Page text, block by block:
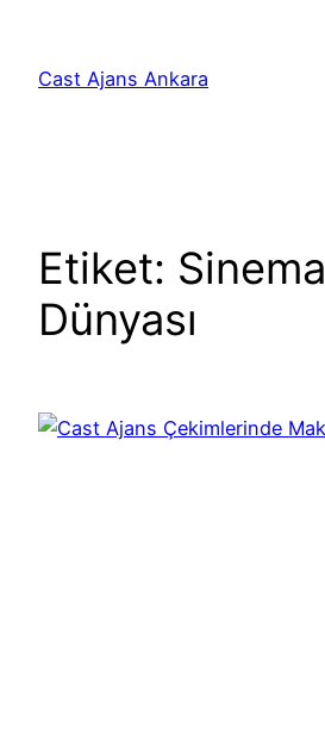
Cast Ajans Ankara
Etiket: Sinema
Dünyası